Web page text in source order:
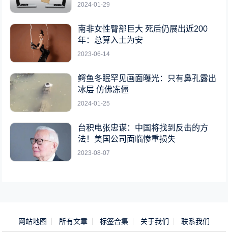
2024-01-29
南非女性臀部巨大 死后仍展出近200
年：总算入土为安
2023-06-14
鳄鱼冬眠罕见画面曝光：只有鼻孔露出
冰层 仿佛冻僵
2024-01-25
台积电张忠谋：中国将找到反击的方
法！美国公司面临惨重损失
2023-08-07
网站地图 所有文章 标签合集 关于我们 联系我们